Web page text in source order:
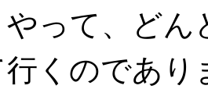
やって、ど
くのであり